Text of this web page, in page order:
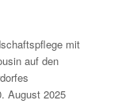
mit
auf den
August 2025